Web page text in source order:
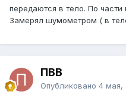
передаются в тело. По
Замерял шумометром ( в
ПВВ
Опубликовано 4 мая,